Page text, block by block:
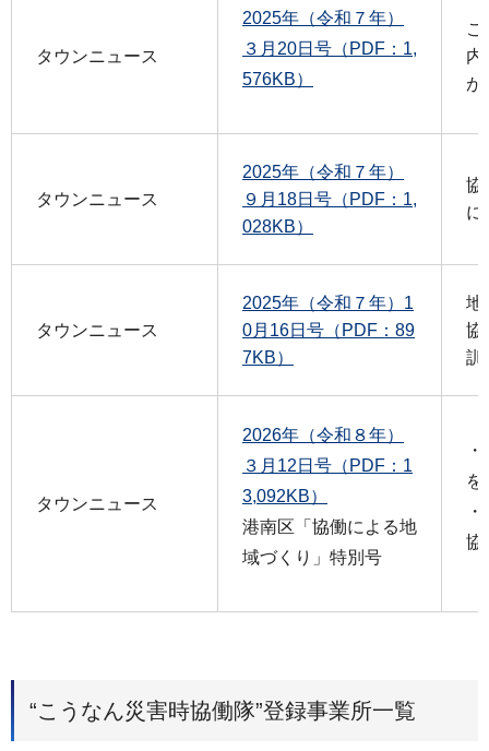
タウンニュース
2025年（令和７年）
３月20日号（PDF：1,
576KB）
こ
内
が
タウンニュース
2025年（令和７年）
９月18日号（PDF：1,
028KB）
協
に
タウンニュース
2025年（令和７年）1
0月16日号（PDF：89
7KB）
地
協
訓
タウンニュース
2026年（令和８年）
３月12日号（PDF：1
3,092KB）
港南区「協働による地
域づくり」特別号
を
協
“こうなん災害時協働隊”登録事業所一覧